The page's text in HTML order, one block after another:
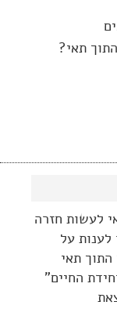
לעשות חזרה
על
תאי
החיים"
תאי?